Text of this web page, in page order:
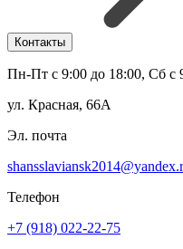
Контакты
Пн-Пт с 9:00 до 18:00, Сб с
ул. Красная, 66А
Эл. почта
Телефон
+7 (918) 022-22-75